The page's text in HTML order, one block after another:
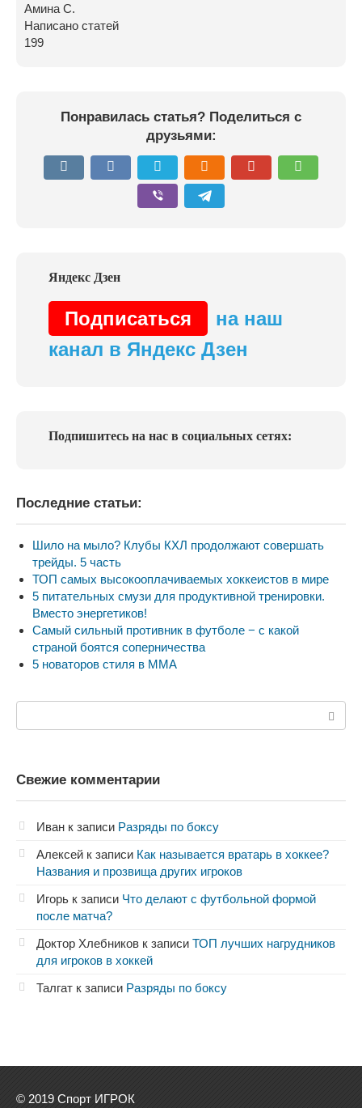
Амина С.
Написано статей
199
Понравилась статья? Поделиться с
друзьями:
Подписаться
на наш
канал в Яндекс Дзен
Подпишитесь на нас в социальных сетях:
Последние статьи:
Шило на мыло? Клубы КХЛ продолжают совершать
трейды. 5 часть
ТОП самых высокооплачиваемых хоккеистов в мире
5 питательных смузи для продуктивной тренировки.
Вместо энергетиков!
Самый сильный противник в футболе − с какой
страной боятся соперничества
5 новаторов стиля в ММА
Свежие комментарии
Иван к записи Разряды по боксу
Алексей к записи Как называется вратарь в хоккее?
Названия и прозвища других игроков
Игорь к записи Что делают с футбольной формой
после матча?
Доктор Хлебников к записи ТОП лучших нагрудников
для игроков в хоккей
Талгат к записи Разряды по боксу
© 2019 Спорт ИГРОК